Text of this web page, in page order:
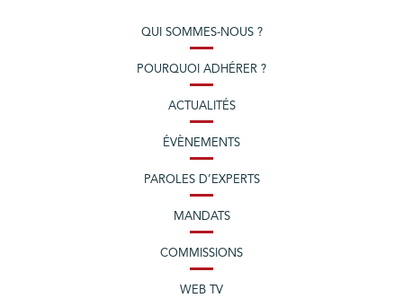
QUI SOMMES-NOUS ?
POURQUOI ADHÉRER ?
ACTUALITÉS
ÉVÈNEMENTS
PAROLES D’EXPERTS
MANDATS
COMMISSIONS
WEB TV